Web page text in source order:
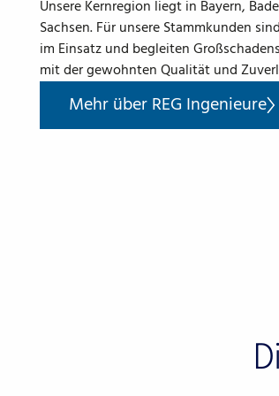
Unsere Kernregion liegt in Bayern,
Sachsen. Für unsere Stammkunden
im Einsatz und begleiten
mit der gewohnten Qualität und
Mehr über
Mehr über REG Ingenieure